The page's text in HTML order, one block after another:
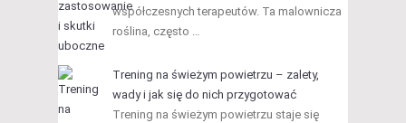
współczesnych terapeutów. Ta malownicza
roślina, często …
Trening na świeżym powietrzu – zalety,
wady i jak się do nich przygotować
Trening na świeżym powietrzu staje się